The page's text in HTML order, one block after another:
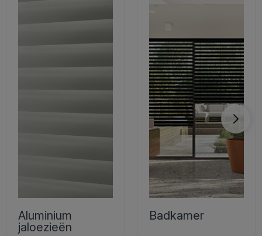
Aluminium
jaloezieën
Badkamer